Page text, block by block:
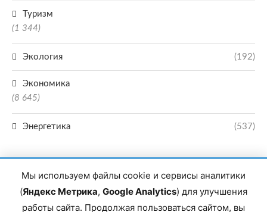
Туризм
(1 344)
Экология (192)
Экономика
(8 645)
Энергетика (537)
Мы используем файлы cookie и сервисы аналитики
(Яндекс Метрика, Google Analytics) для улучшения
работы сайта. Продолжая пользоваться сайтом, вы